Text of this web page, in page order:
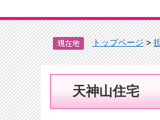
トップページ>
天神山住宅